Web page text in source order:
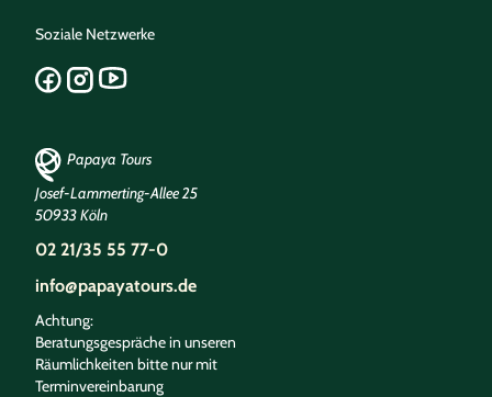
Soziale Netzwerke
Papaya Tours
Josef-Lammerting-Allee 25
50933 Köln
02 21/35 55 77-0
info@papayatours.de
Achtung:
Beratungsgespräche in unseren
Räumlichkeiten bitte nur mit
Terminvereinbarung